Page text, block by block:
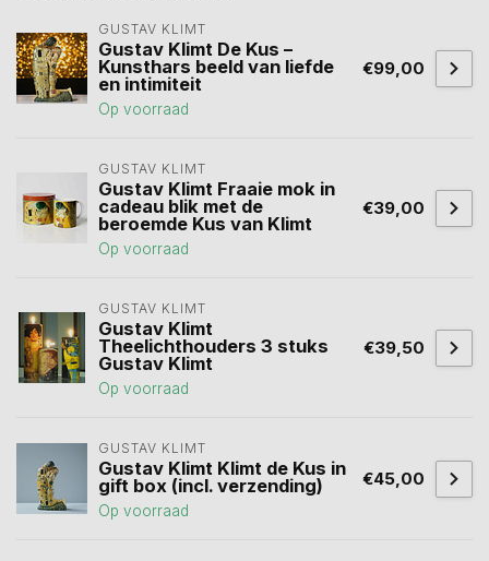
GUSTAV KLIMT
Gustav Klimt De Kus –
Kunsthars beeld van liefde
en intimiteit
Op voorraad
€99,00
GUSTAV KLIMT
Gustav Klimt Fraaie mok in
cadeau blik met de
beroemde Kus van Klimt
Op voorraad
€39,00
GUSTAV KLIMT
Gustav Klimt
Theelichthouders 3 stuks
Gustav Klimt
Op voorraad
€39,50
GUSTAV KLIMT
Gustav Klimt Klimt de Kus in
gift box (incl. verzending)
Op voorraad
€45,00